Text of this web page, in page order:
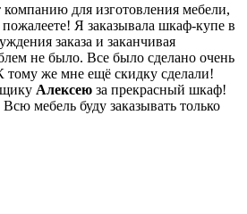
для изготовления мебели,
Я заказывала шкаф-купе в
заказа и заканчивая
не было. Все было сделано очень
тому же мне ещё скидку сделали!
Алексею за прекрасный шкаф!
мебель буду заказывать только